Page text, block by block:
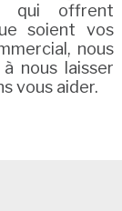
qui offrent
soient vos
nous
nous laisser
vous aider.